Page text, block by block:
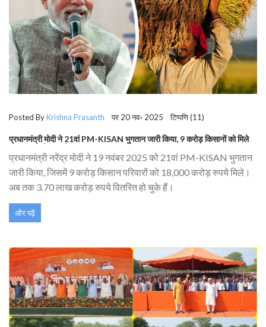
Posted ByKrishna Prasanth पर 20 नव॰ 2025 टिप्पणि (11)
प्रधानमंत्री मोदी ने 21वां PM-KISAN भुगतान जारी किया, 9 करोड़ किसानों को मिले
प्रधानमंत्री नरेंद्र मोदी ने 19 नवंबर 2025 को 21वां PM-KISAN भुगतान
जारी किया, जिसमें 9 करोड़ किसान परिवारों को 18,000 करोड़ रुपये मिले।
अब तक 3.70 लाख करोड़ रुपये वितरित हो चुके हैं।
और पढ़ें